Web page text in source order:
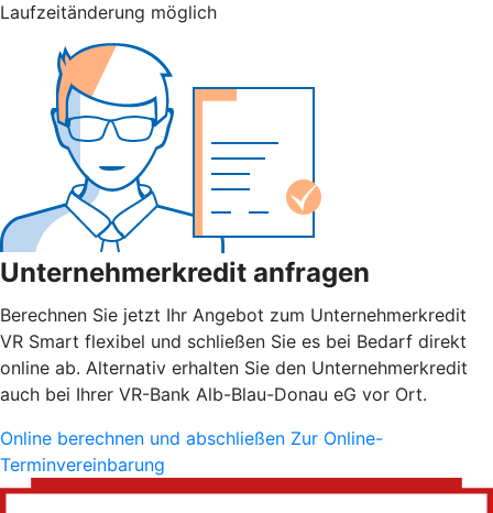
Laufzeitänderung möglich
Unternehmerkredit anfragen
Berechnen Sie jetzt Ihr Angebot zum Unternehmerkredit
VR Smart flexibel und schließen Sie es bei Bedarf direkt
online ab. Alternativ erhalten Sie den Unternehmerkredit
auch bei Ihrer VR-Bank Alb-Blau-Donau eG vor Ort.
Online berechnen und abschließen Zur Online-
Terminvereinbarung